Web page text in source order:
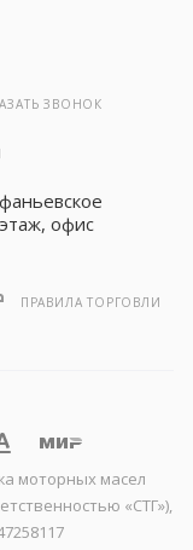
ЗВОНОК
офис
ПРАВИЛА ТОРГОВЛИ
моторных масел
«СТГ»),